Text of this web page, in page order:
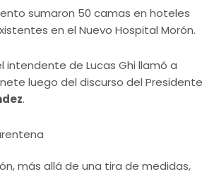
sumaron 50 camas en hoteles
en el Nuevo Hospital Morón.
intendente de Lucas Ghi llamó a
luego del discurso del Presidente
.
más allá de una tira de medidas,